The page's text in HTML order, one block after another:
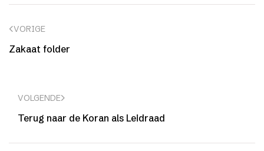
VORIGE
Zakaat folder
VOLGENDE
Terug naar de Koran als Leidraad